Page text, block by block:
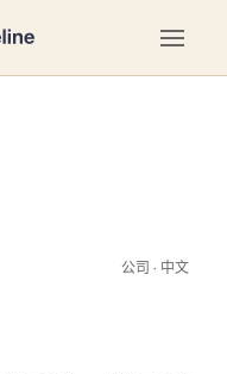
公司 · 中文